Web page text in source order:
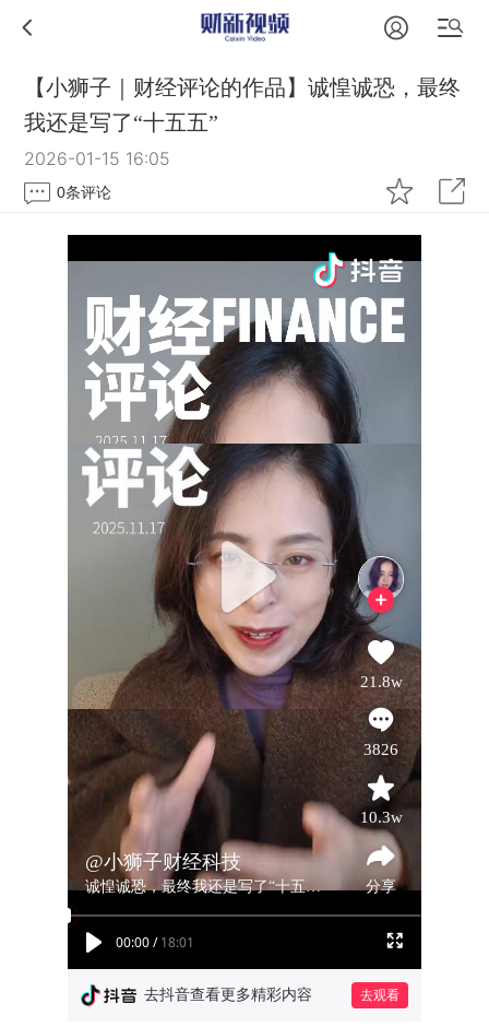
【小狮子｜财经评论的作品】诚惶诚恐，最终
我还是写了“十五五”
2026-01-15 16:05
0条评论